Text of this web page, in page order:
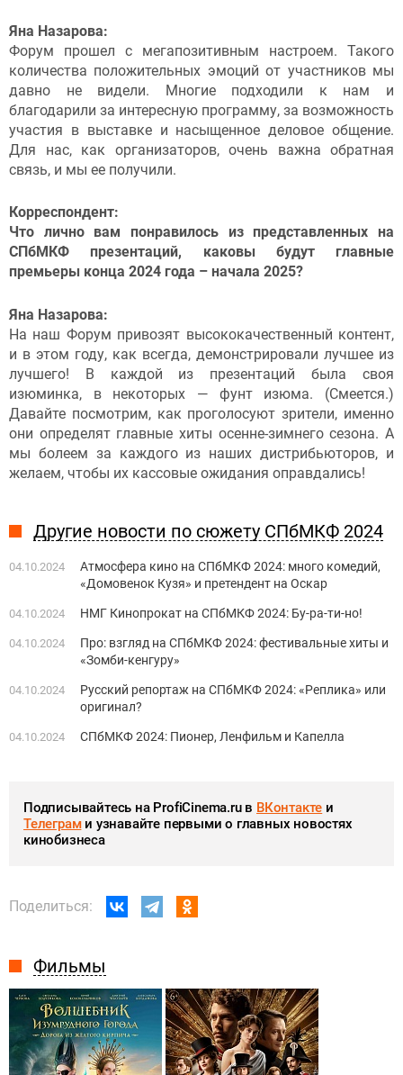
Яна Назарова:
Форум прошел с мегапозитивным настроем. Такого
количества положительных эмоций от участников мы
давно не видели. Многие подходили к нам и
благодарили за интересную программу, за возможность
участия в выставке и насыщенное деловое общение.
Для нас, как организаторов, очень важна обратная
связь, и мы ее получили.
Корреспондент:
Что лично вам понравилось из представленных на
СПбМКФ презентаций, каковы будут главные
премьеры конца 2024 года – начала 2025?
Яна Назарова:
На наш Форум привозят высококачественный контент,
и в этом году, как всегда, демонстрировали лучшее из
лучшего! В каждой из презентаций была своя
изюминка, в некоторых — фунт изюма. (Смеется.)
Давайте посмотрим, как проголосуют зрители, именно
они определят главные хиты осенне-зимнего сезона. А
мы болеем за каждого из наших дистрибьюторов, и
желаем, чтобы их кассовые ожидания оправдались!
Другие новости по сюжету СПбМКФ 2024
04.10.2024
Атмосфера кино на СПбМКФ 2024: много комедий,
«Домовенок Кузя» и претендент на Оскар
04.10.2024 НМГ Кинопрокат на СПбМКФ 2024: Бу-ра-ти-но!
04.10.2024
Про: взгляд на СПбМКФ 2024: фестивальные хиты и
«Зомби-кенгуру»
04.10.2024
Русский репортаж на СПбМКФ 2024: «Реплика» или
оригинал?
04.10.2024 СПбМКФ 2024: Пионер, Ленфильм и Капелла
Подписывайтесь на ProfiCinema.ru в ВКонтакте и
Телеграми узнавайте первыми о главных новостях
кинобизнеса
Поделиться:
Фильмы